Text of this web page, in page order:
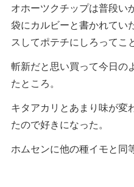
オホーツクチップは普段い
袋にカルビーと書かれてい
スしてポテチにしろってこ
斬新だと思い買って今日の
たところ。
キタアカリとあまり味が変
たので好きになった。
ホムセンに他の種イモと同